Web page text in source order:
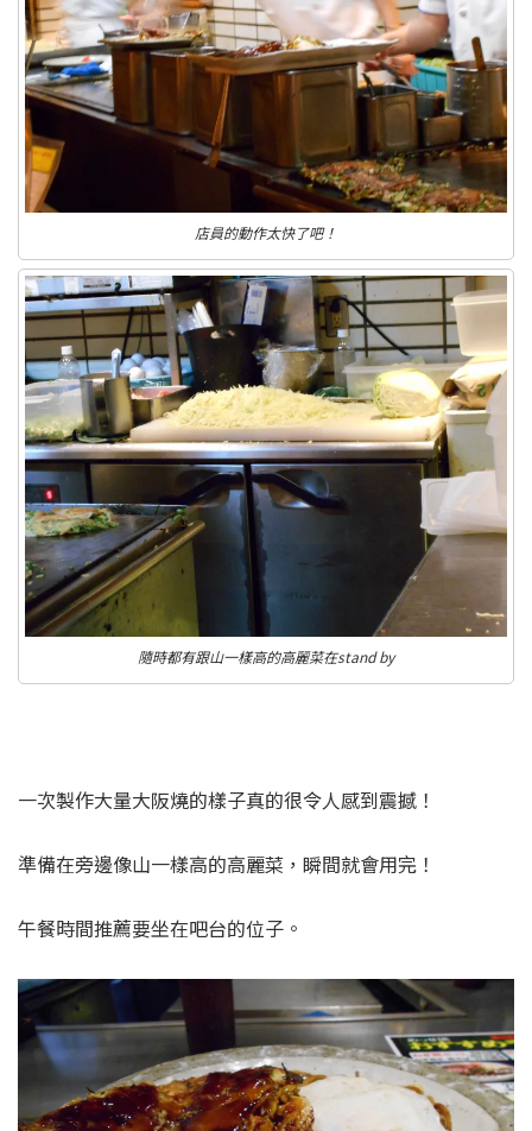
店員的動作太快了吧！
隨時都有跟山一樣高的高麗菜在stand by
一次製作大量大阪燒的樣子真的很令人感到震撼！
準備在旁邊像山一樣高的高麗菜，瞬間就會用完！
午餐時間推薦要坐在吧台的位子。